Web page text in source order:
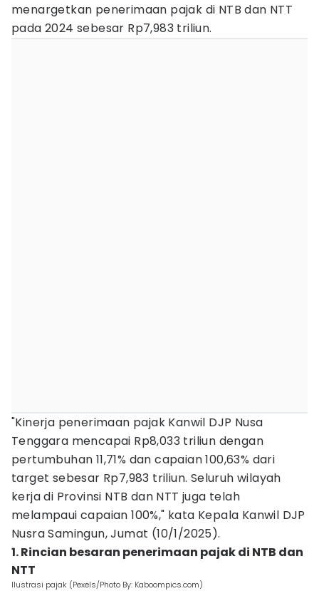
menargetkan penerimaan pajak di NTB dan NTT
pada 2024 sebesar Rp7,983 triliun.
"Kinerja penerimaan pajak Kanwil DJP Nusa
Tenggara mencapai Rp8,033 triliun dengan
pertumbuhan 11,71% dan capaian 100,63% dari
target sebesar Rp7,983 triliun. Seluruh wilayah
kerja di Provinsi NTB dan NTT juga telah
melampaui capaian 100%," kata Kepala Kanwil DJP
Nusra Samingun, Jumat (10/1/2025).
1. Rincian besaran penerimaan pajak di NTB dan
NTT
Ilustrasi pajak (Pexels/Photo By: Kaboompics.com)